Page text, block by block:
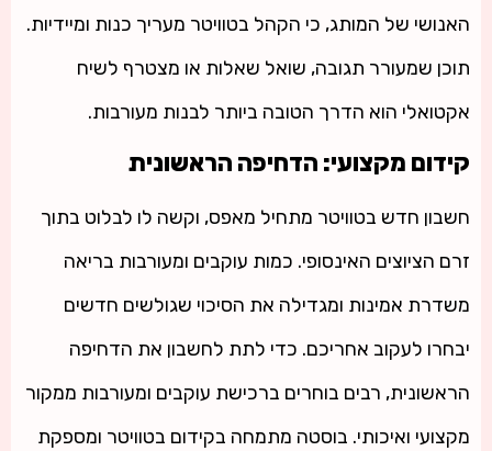
האנושי של המותג, כי הקהל בטוויטר מעריך כנות ומיידיות.
תוכן שמעורר תגובה, שואל שאלות או מצטרף לשיח
אקטואלי הוא הדרך הטובה ביותר לבנות מעורבות.
קידום מקצועי: הדחיפה הראשונית
חשבון חדש בטוויטר מתחיל מאפס, וקשה לו לבלוט בתוך
זרם הציוצים האינסופי. כמות עוקבים ומעורבות בריאה
משדרת אמינות ומגדילה את הסיכוי שגולשים חדשים
יבחרו לעקוב אחריכם. כדי לתת לחשבון את הדחיפה
הראשונית, רבים בוחרים ברכישת עוקבים ומעורבות ממקור
מקצועי ואיכותי. בוסטה מתמחה בקידום בטוויטר ומספקת